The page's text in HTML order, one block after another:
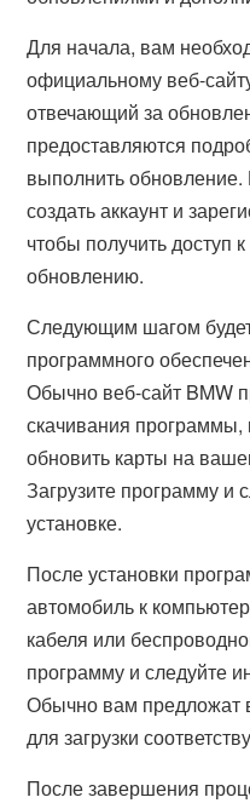
Для начала, вам
официальному веб-
отвечающий за
предоставляются
выполнить
создать аккаунт и
чтобы получить доступ
обновлению.
Следующим шагом
программного
Обычно веб-сайт BMW
скачивания программы,
обновить карты на
Загрузите программу и
установке.
После установки
автомобиль к
кабеля или
программу и следуйте
Обычно вам предложат
для загрузки
После завершения